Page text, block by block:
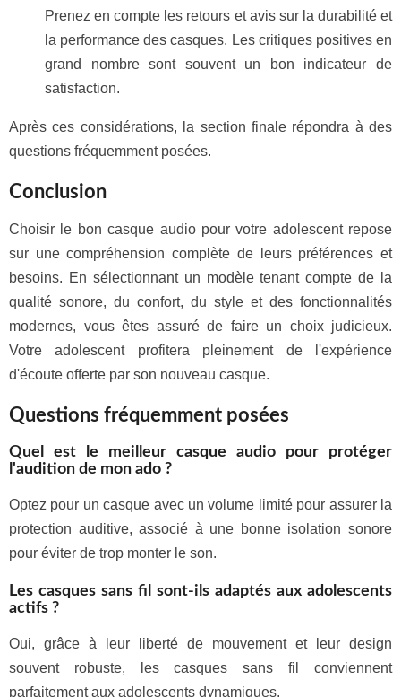
Prenez en compte les retours et avis sur la durabilité et
la performance des casques. Les critiques positives en
grand nombre sont souvent un bon indicateur de
satisfaction.
Après ces considérations, la section finale répondra à des
questions fréquemment posées.
Conclusion
Choisir le bon casque audio pour votre adolescent repose
sur une compréhension complète de leurs préférences et
besoins. En sélectionnant un modèle tenant compte de la
qualité sonore, du confort, du style et des fonctionnalités
modernes, vous êtes assuré de faire un choix judicieux.
Votre adolescent profitera pleinement de l'expérience
d'écoute offerte par son nouveau casque.
Questions fréquemment posées
Quel est le meilleur casque audio pour protéger
l'audition de mon ado ?
Optez pour un casque avec un volume limité pour assurer la
protection auditive, associé à une bonne isolation sonore
pour éviter de trop monter le son.
Les casques sans fil sont-ils adaptés aux adolescents
actifs ?
Oui, grâce à leur liberté de mouvement et leur design
souvent robuste, les casques sans fil conviennent
parfaitement aux adolescents dynamiques.